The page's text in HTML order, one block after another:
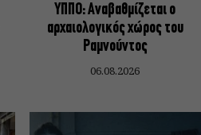
ΥΠΠΟ: Αναβαθμίζεται ο
αρχαιολογικός χώρος του
Ραμνούντος
06.08.2026